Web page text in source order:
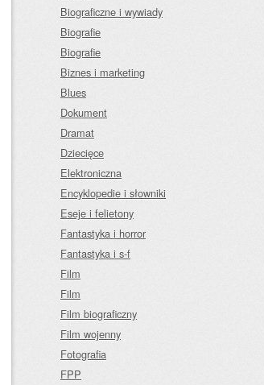
Biograficzne i wywiady
Biografie
Biografie
Biznes i marketing
Blues
Dokument
Dramat
Dziecięce
Elektroniczna
Encyklopedie i słowniki
Eseje i felietony
Fantastyka i horror
Fantastyka i s-f
Film
Film
Film biograficzny
Film wojenny
Fotografia
FPP